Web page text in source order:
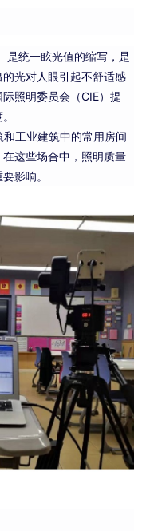
是统一眩光值的缩写，是
光对人眼引起不舒适感
照明委员会（CIE）提
和工业建筑中的常用房间
这些场合中，照明质量
影响。